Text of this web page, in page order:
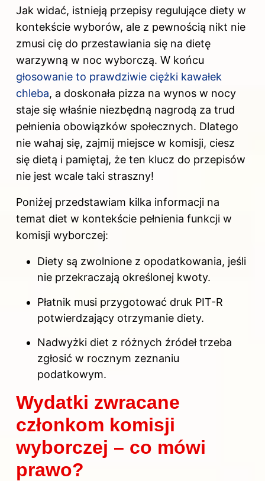
Jak widać, istnieją przepisy regulujące diety w
kontekście wyborów, ale z pewnością nikt nie
zmusi cię do przestawiania się na dietę
warzywną w noc wyborczą. W końcu
głosowanie to prawdziwie ciężki kawałek
chleba, a doskonała pizza na wynos w nocy
staje się właśnie niezbędną nagrodą za trud
pełnienia obowiązków społecznych. Dlatego
nie wahaj się, zajmij miejsce w komisji, ciesz
się dietą i pamiętaj, że ten klucz do przepisów
nie jest wcale taki straszny!
Poniżej przedstawiam kilka informacji na
temat diet w kontekście pełnienia funkcji w
komisji wyborczej:
Diety są zwolnione z opodatkowania, jeśli
nie przekraczają określonej kwoty.
Płatnik musi przygotować druk PIT-R
potwierdzający otrzymanie diety.
Nadwyżki diet z różnych źródeł trzeba
zgłosić w rocznym zeznaniu
podatkowym.
Wydatki zwracane
członkom komisji
wyborczej – co mówi
prawo?